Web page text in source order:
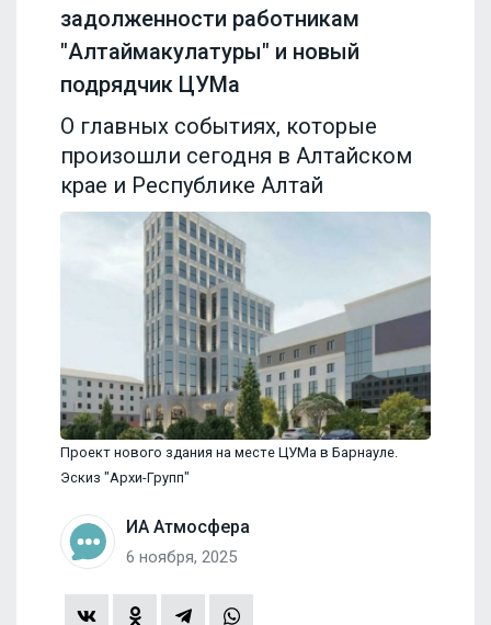
задолженности работникам
"Алтаймакулатуры" и новый
подрядчик ЦУМа
О главных событиях, которые
произошли сегодня в Алтайском
крае и Республике Алтай
Проект нового здания на месте ЦУМа в Барнауле.
Эскиз "Архи-Групп"
ИА Атмосфера
6 ноября, 2025